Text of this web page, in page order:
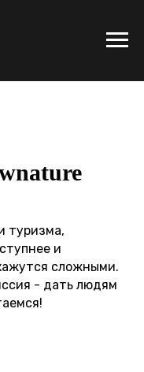
туризма,
и
сложными.
- дать людям